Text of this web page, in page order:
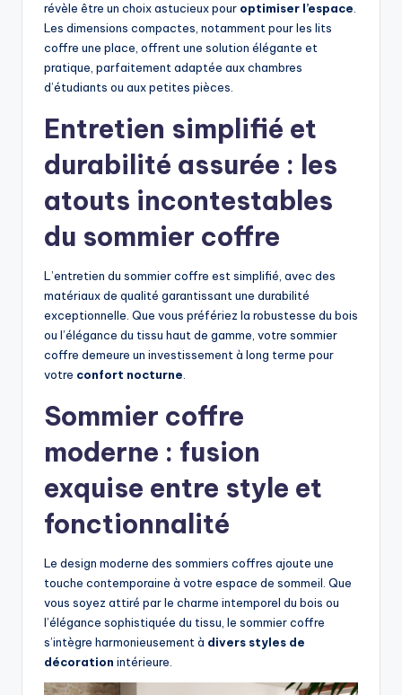
révèle être un choix astucieux pour optimiser l’espace
Les dimensions compactes, notamment pour les lits
coffre une place, offrent une solution élégante et
pratique, parfaitement adaptée aux chambres
d’étudiants ou aux petites pièces.
Entretien simplifié et
durabilité assurée : les
atouts incontestables
du sommier coffre
L’entretien du sommier coffre est simplifié, avec des
matériaux de qualité garantissant une durabilité
exceptionnelle. Que vous préfériez la robustesse du bois
ou l’élégance du tissu haut de gamme, votre sommier
coffre demeure un investissement à long terme pour
votre confort nocturne
Sommier coffre
moderne : fusion
exquise entre style et
fonctionnalité
Le design moderne des sommiers coffres ajoute une
touche contemporaine à votre espace de sommeil. Que
vous soyez attiré par le charme intemporel du bois ou
l’élégance sophistiquée du tissu, le sommier coffre
s’intègre harmonieusement à divers styles de
décoration intérieure.